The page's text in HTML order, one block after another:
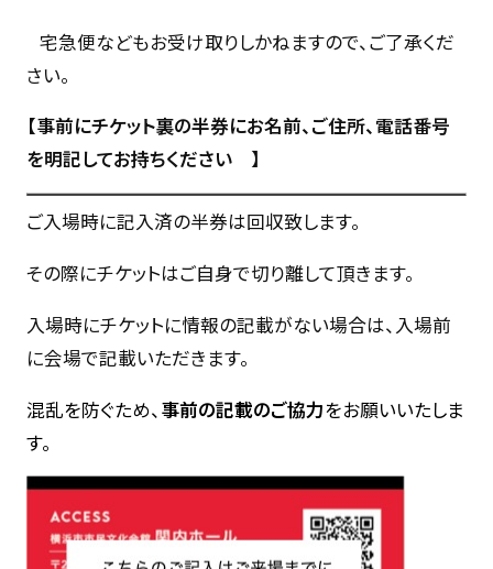
宅急便などもお受け取りしかねますので、ご了承くだ
さい。
【事前にチケット裏の半券にお名前、ご住所、電話番号
を明記してお持ちください 】
ご入場時に記入済の半券は回収致します。
その際にチケットはご自身で切り離して頂きます。
入場時にチケットに情報の記載がない場合は、入場前
に会場で記載いただきます。
混乱を防ぐため、 事前の記載のご協力をお願いいたしま
す。